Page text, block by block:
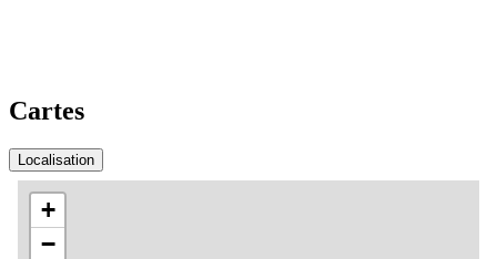
Cartes
Localisation